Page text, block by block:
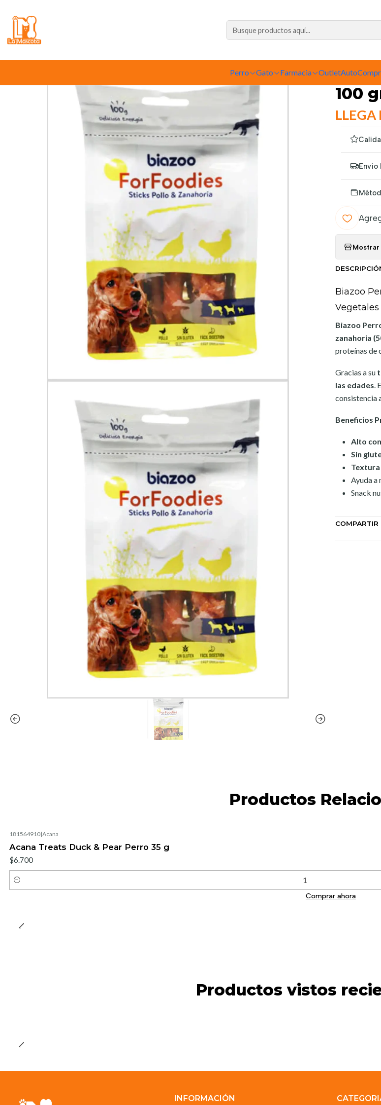
Perro Gato Farmacia Outlet
Alimento para Perros Snacks Biazoo Perro
100
Envío
Biazoo
Vegetales
Biazoo
zanahoria
proteínas de
Gracias a su
las edades.
consistencia
Beneficios
Alto
Sin
Ayuda a
Snack
COMPARTIR
Productos
181564910|Acana
Acana Treats Duck & Pear Perro 35 g
$6.700
Cantidad
Comprar ahora
Productos vistos
INFORMACIÓN